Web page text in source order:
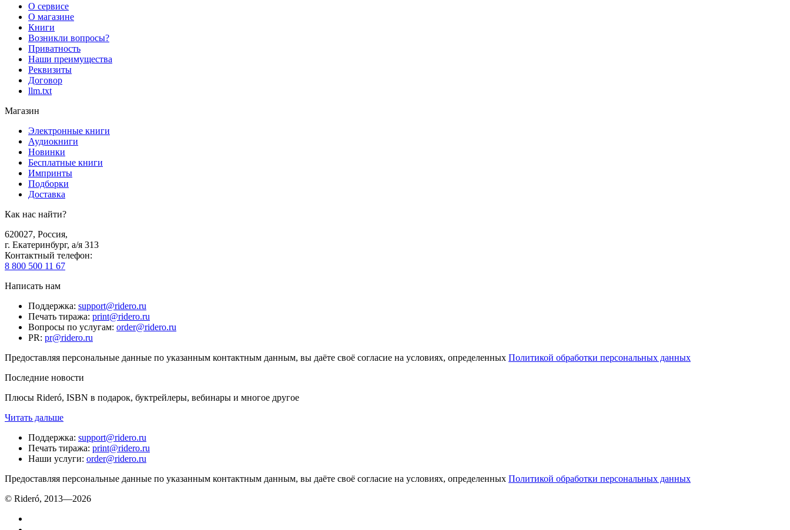
О сервисе
О магазине
Книги
Возникли вопросы?
Приватность
Наши преимущества
Реквизиты
Договор
llm.txt
Магазин
Электронные книги
Аудиокниги
Новинки
Бесплатные книги
Импринты
Подборки
Доставка
Как нас найти?
620027, Россия,
г. Екатеринбург, а/я 313
Контактный телефон:
8 800 500 11 67
Написать нам
Поддержка: support@ridero.ru
Печать тиража: print@ridero.ru
Вопросы по услугам: order@ridero.ru
PR: pr@ridero.ru
Предоставляя персональные данные по указанным контактным данным, вы даёте своё согласие на условиях, определенных Политикой обработки персональных данных
Последние новости
Плюсы Rideró, ISBN в подарок, буктрейлеры, вебинары и многое другое
Читать дальше
Поддержка: support@ridero.ru
Печать тиража: print@ridero.ru
Наши услуги: order@ridero.ru
Предоставляя персональные данные по указанным контактным данным, вы даёте своё согласие на условиях, определенных Политикой обработки персональных данных
© Rideró, 2013—2026